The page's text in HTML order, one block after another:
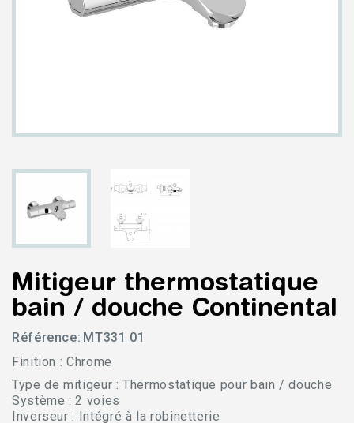
Mitigeur thermostatique
bain / douche Continental
Référence: MT331 01
Finition : Chrome
Type de mitigeur : Thermostatique pour bain / douche
Système : 2 voies
Inverseur : Intégré à la robinetterie